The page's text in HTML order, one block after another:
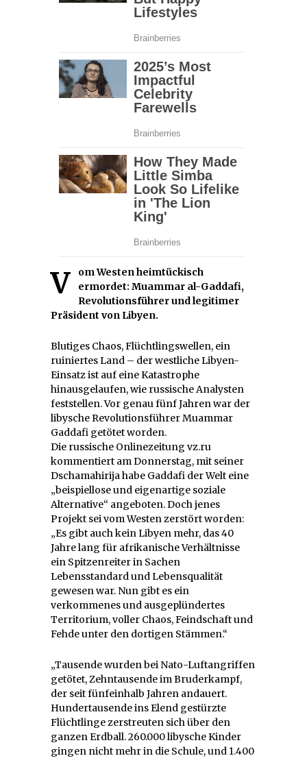
Vom Westen heimtückisch
ermordet: Muammar al-Gaddafi,
Revolutionsführer und legitimer
Präsident von Libyen.
Blutiges Chaos, Flüchtlingswellen, ein
ruiniertes Land – der westliche Libyen-
Einsatz ist auf eine Katastrophe
hinausgelaufen, wie russische Analysten
feststellen. Vor genau fünf Jahren war der
libysche Revolutionsführer Muammar
Gaddafi getötet worden.
Die russische Onlinezeitung vz.ru
kommentiert am Donnerstag, mit seiner
Dschamahirija habe Gaddafi der Welt eine
„beispiellose und eigenartige soziale
Alternative“ angeboten. Doch jenes
Projekt sei vom Westen zerstört worden:
„Es gibt auch kein Libyen mehr, das 40
Jahre lang für afrikanische Verhältnisse
ein Spitzenreiter in Sachen
Lebensstandard und Lebensqualität
gewesen war. Nun gibt es ein
verkommenes und ausgeplündertes
Territorium, voller Chaos, Feindschaft und
Fehde unter den dortigen Stämmen.“
„Tausende wurden bei Nato-Luftangriffen
getötet, Zehntausende im Bruderkampf,
der seit fünfeinhalb Jahren andauert.
Hundertausende ins Elend gestürzte
Flüchtlinge zerstreuten sich über den
ganzen Erdball. 260.000 libysche Kinder
gingen nicht mehr in die Schule, und 1.400